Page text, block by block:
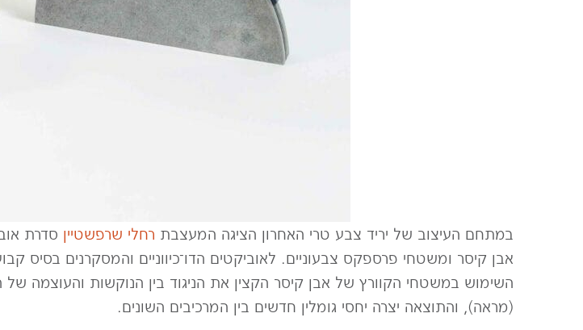
במתחם העיצוב של יריד צבע טרי האחרון הציגה המעצבת רחלי שרפשטיין סדרת
אבן קיסר ומשטחי פרספקס צבעוניים. לאוביקטים הדו־כיווניים והמסקרנים בסיס
השימוש במשטחי הקוורץ של אבן קיסר הקצין את הניגוד בין הנוקשות והעוצמה
(מראה), והתוצאה יצרה יחסי גומלין חדשים בין המרכיבים השונים.